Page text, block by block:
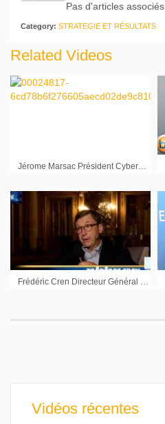
Pas d'articles associés.
Category: STRATEGIE ET RÉSULTATS
Related Videos
Jérome Marsac Président Cybergun
Vidéos récentes